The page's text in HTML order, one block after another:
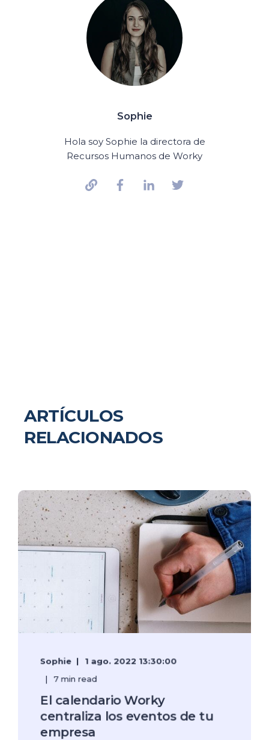
Sophie
Hola soy Sophie la directora de
Recursos Humanos de Worky
ARTÍCULOS
RELACIONADOS
Sophie 1 ago. 2022 13:30:00
7 min read
El calendario Worky
centraliza los eventos de tu
empresa